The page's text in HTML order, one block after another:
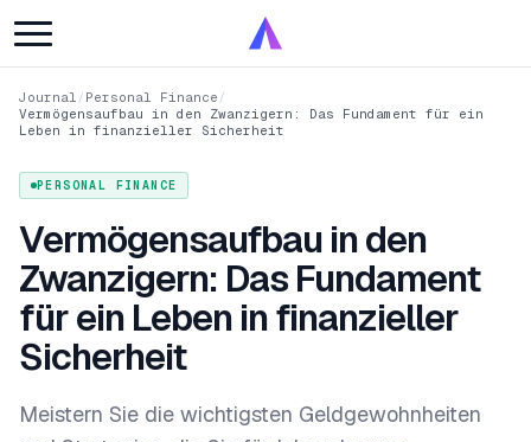
Journal / Personal Finance /
Vermögensaufbau in den Zwanzigern: Das Fundament für ein
Leben in finanzieller Sicherheit
PERSONAL FINANCE
Vermögensaufbau in den
Zwanzigern: Das Fundament
für ein Leben in finanzieller
Sicherheit
Meistern Sie die wichtigsten Geldgewohnheiten